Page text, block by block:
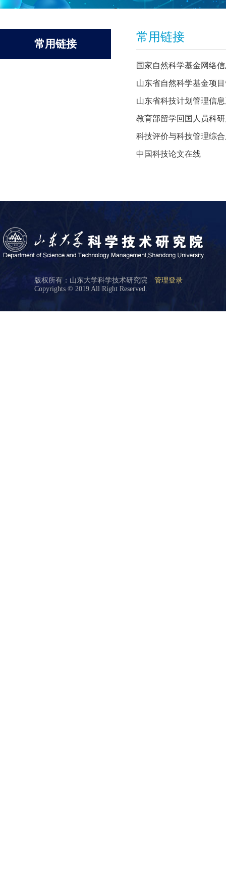
常用链接
常用链接
国家自然科学基金网络
山东省自然科学基金项
山东省科技计划管理信
教育部留学回国人员科
科技评价与科技管理综
中国科技论文在线
版权所有：山东大学科学技术研究院 管理登录
Copyrights © 2019 All Right Reserved.